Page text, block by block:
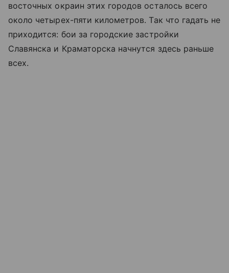
восточных окраин этих городов осталось всего
около четырех-пяти километров. Так что гадать не
приходится: бои за городские застройки
Славянска и Краматорска начнутся здесь раньше
всех.